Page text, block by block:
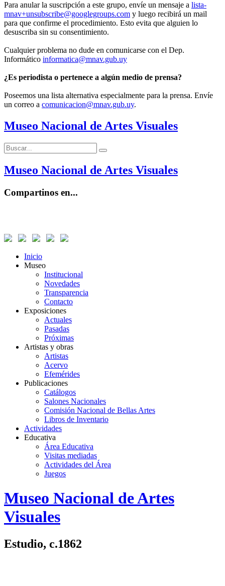
Para anular la suscripción a este grupo, envíe un mensaje a lista-
mnav+unsubscribe@googlegroups.com y luego recibirá un mail
para que confirme el procedimiento. Esto evita que alguien lo
desuscriba sin su consentimiento.
Cualquier problema no dude en comunicarse con el Dep.
Informático informatica@mnav.gub.uy
¿Es periodista o pertenece a algún medio de prensa?
Poseemos una lista alternativa especialmente para la prensa. Envíe
un correo a comunicacion@mnav.gub.uy.
Museo Nacional de Artes Visuales
Buscar:
Buscar
Museo Nacional de Artes Visuales
Compartinos en...
Inicio
Museo
Institucional
Novedades
Transparencia
Contacto
Exposiciones
Actuales
Pasadas
Próximas
Artistas y obras
Artistas
Acervo
Efemérides
Publicaciones
Catálogos
Salones Nacionales
Comisión Nacional de Bellas Artes
Libros de Inventario
Actividades
Educativa
Área Educativa
Visitas mediadas
Actividades del Área
Juegos
Logo
MNAV
Museo Nacional de Artes
Visuales
Estudio, c.1862